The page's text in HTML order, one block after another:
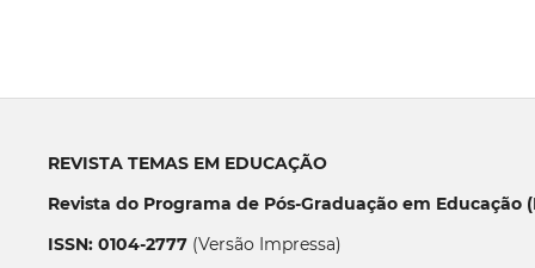
REVISTA TEMAS EM EDUCAÇÃO
Revista do Programa de Pós-Graduação em Educação
ISSN: 0104-2777(Versão Impressa)